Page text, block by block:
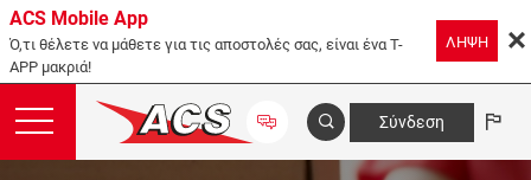
ACS Mobile App
Ό,τι θέλετε να μάθετε για τις αποστολές σας, είναι ένα T-
APP μακριά!
ΛΗΨΗ
Σύνδεση